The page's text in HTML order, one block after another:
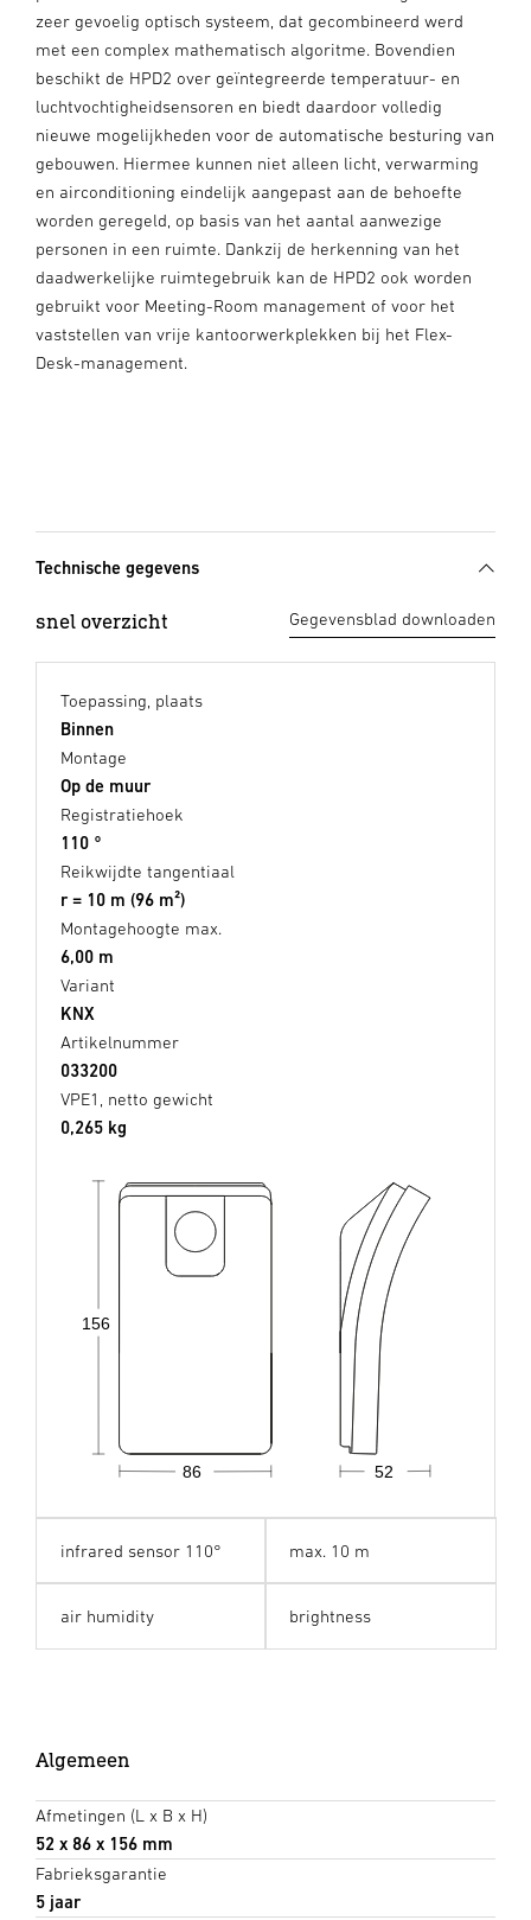
zeer gevoelig optisch systeem, dat gecombineerd werd
met een complex mathematisch algoritme. Bovendien
beschikt de HPD2 over geïntegreerde temperatuur- en
luchtvochtigheidsensoren en biedt daardoor volledig
nieuwe mogelijkheden voor de automatische besturing van
gebouwen. Hiermee kunnen niet alleen licht, verwarming
en airconditioning eindelijk aangepast aan de behoefte
worden geregeld, op basis van het aantal aanwezige
personen in een ruimte. Dankzij de herkenning van het
daadwerkelijke ruimtegebruik kan de HPD2 ook worden
gebruikt voor Meeting-Room management of voor het
vaststellen van vrije kantoorwerkplekken bij het Flex-
Desk-management.
Technische gegevens
snel overzicht Gegevensblad downloaden
Toepassing, plaats
Binnen
Montage
Op de muur
Registratiehoek
110 °
Reikwijdte tangentiaal
r = 10 m (96 m²)
Montagehoogte max.
6,00 m
Variant
KNX
Artikelnummer
033200
VPE1, netto gewicht
0,265 kg
52
86
156
infrared sensor 110° max. 10 m
air humidity brightness
Algemeen
Afmetingen (L x B x H)
52 x 86 x 156 mm
Fabrieksgarantie
5 jaar